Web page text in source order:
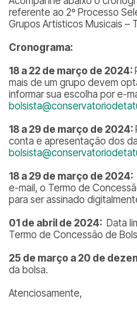
referente ao 2º Processo
Grupos Artísticos Musicais –
Cronograma:
18 a 22 de março de 2024:
mais de um grupo devem
informar sua escolha por e-
18 a 29 de março de 2024:
conta e apresentação dos
18 a 29 de março de 2024:
e-mail, o Termo de
para ser assinado
01 de abril de 2024: Data
Termo de Concessão de
25 de março a 20 de
da bolsa.
Atenciosamente,